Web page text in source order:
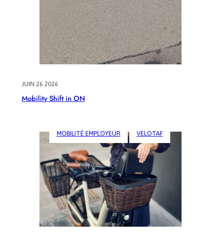
JUIN 26 2026
Mobility Shift in ON
MOBILITÉ EMPLOYEUR VELOTAF